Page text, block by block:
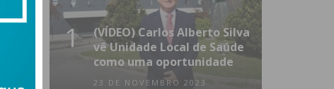
1
(VÍDEO) Carlos Alberto Silva
vê Unidade Local de Saúde
como uma oportunidade
23 DE NOVEMBRO 2023